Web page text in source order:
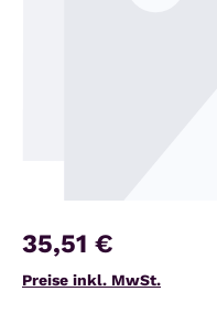
35,51 €
Preise inkl. MwSt.